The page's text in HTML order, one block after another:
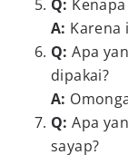
Q:
A: Karena
Q:Apa
dipakai?
A:
Q: Apa
sayap?